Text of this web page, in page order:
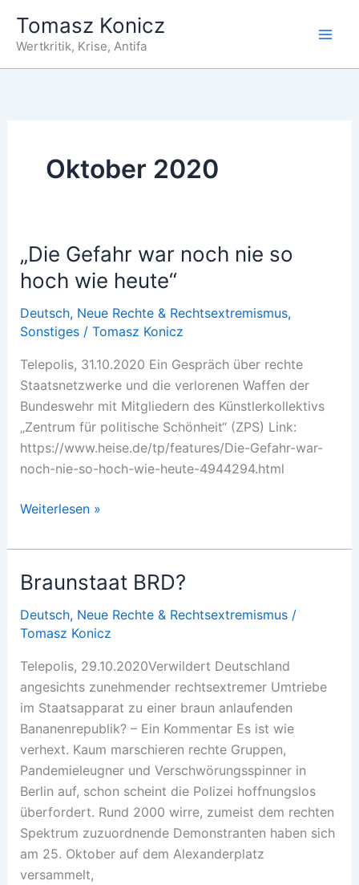
Inhalt
springen
Tomasz Konicz
Wertkritik, Krise, Antifa
Oktober 2020
„Die Gefahr war noch nie so
hoch wie heute“
Deutsch, Neue Rechte & Rechtsextremismus,
Sonstiges/ Tomasz Konicz
Telepolis, 31.10.2020 Ein Gespräch über rechte
Staatsnetzwerke und die verlorenen Waffen der
Bundeswehr mit Mitgliedern des Künstlerkollektivs
„Zentrum für politische Schönheit“ (ZPS) Link:
https://www.heise.de/tp/features/Die-Gefahr-war-
noch-nie-so-hoch-wie-heute-4944294.html
„Die
war
noch
nie
so
hoch
heute“
Weiterlesen »
Braunstaat BRD?
Deutsch, Neue Rechte & Rechtsextremismus/
Tomasz Konicz
Telepolis, 29.10.2020Verwildert Deutschland
angesichts zunehmender rechtsextremer Umtriebe
im Staatsapparat zu einer braun anlaufenden
Bananenrepublik? – Ein Kommentar Es ist wie
verhext. Kaum marschieren rechte Gruppen,
Pandemieleugner und Verschwörungsspinner in
Berlin auf, schon scheint die Polizei hoffnungslos
überfordert. Rund 2000 wirre, zumeist dem rechten
Spektrum zuzuordnende Demonstranten haben sich
am 25. Oktober auf dem Alexanderplatz
versammelt,